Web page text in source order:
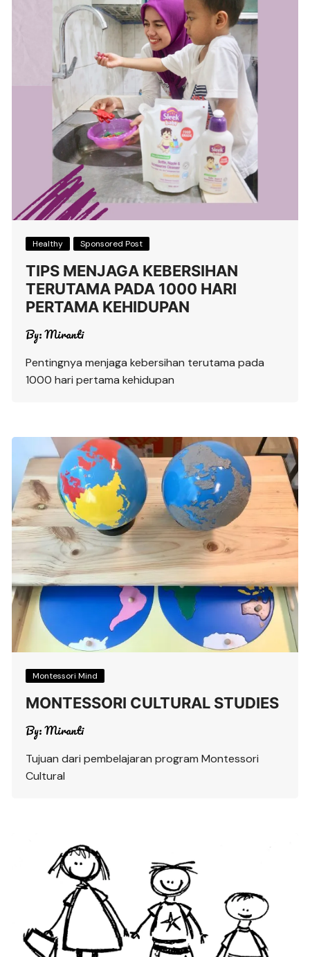
Healthy Sponsored Post
TIPS MENJAGA KEBERSIHAN
TERUTAMA PADA 1000 HARI
PERTAMA KEHIDUPAN
By:Miranti
Pentingnya menjaga kebersihan terutama pada
1000 hari pertama kehidupan
Montessori Mind
MONTESSORI CULTURAL STUDIES
By:Miranti
Tujuan dari pembelajaran program Montessori
Cultural